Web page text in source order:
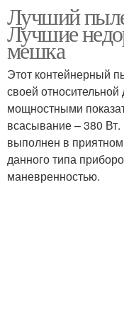
Лучший
Лучшие
мешка
Этот контейнерный
своей
мощностными
всасывание – 380
выполнен в
данного типа
маневренностью.